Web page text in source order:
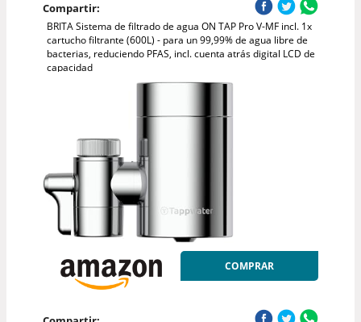
Compartir:
BRITA Sistema de filtrado de agua ON TAP Pro V-MF incl. 1x
cartucho filtrante (600L) - para un 99,99% de agua libre de
bacterias, reduciendo PFAS, incl. cuenta atrás digital LCD de
capacidad
COMPRAR